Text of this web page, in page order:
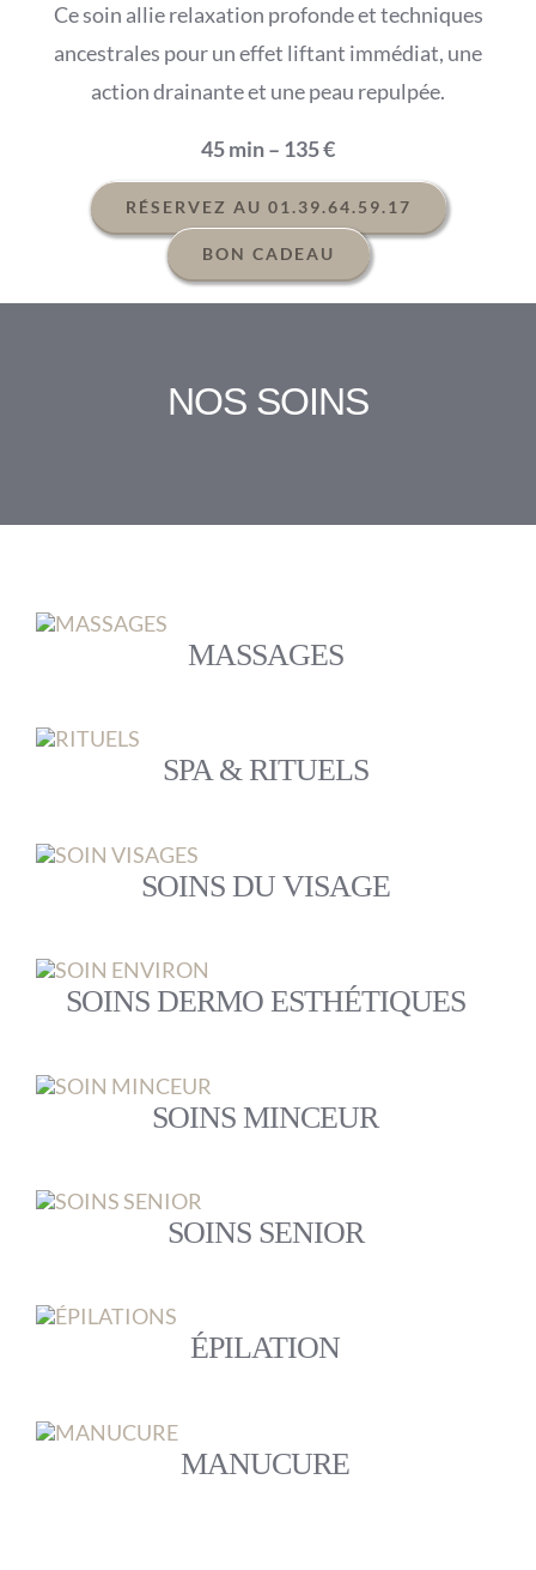
Ce soin allie relaxation profonde et techniques
ancestrales pour un effet liftant immédiat, une
action drainante et une peau repulpée.
45 min – 135 €
RÉSERVEZ AU 01.39.64.59.17
BON CADEAU
NOS SOINS
MASSAGES
SPA & RITUELS
SOINS DU VISAGE
SOINS DERMO ESTHÉTIQUES
SOINS MINCEUR
SOINS SENIOR
ÉPILATION
MANUCURE